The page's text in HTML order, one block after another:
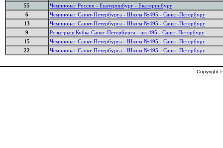
55
Чемпионат России - Екатеринбург - Екатеринбург
6
Чемпионат Санкт-Петербурга - Школа №495 - Санкт-Петербург
13
Чемпионат Санкт-Петербурга - Школа №495 - Санкт-Петербург
9
Розыгрыш Кубка Санкт-Петербурга - шк.495 - Санкт-Петербург
15
Чемпионат Санкт-Петербурга - Школа №495 - Санкт-Петербург
22
Чемпионат Санкт-Петербурга - Школа №495 - Санкт-Петербург
Copyright